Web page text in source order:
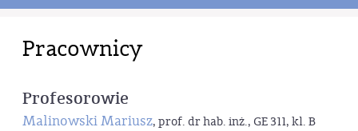
Pracownicy
Profesorowie
Malinowski Mariusz, prof. dr hab. inż., GE 311, kl. B